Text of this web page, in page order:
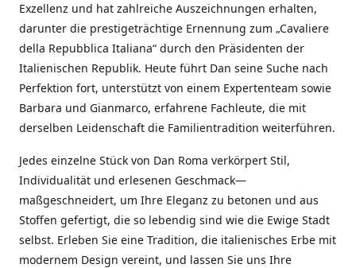
Exzellenz und hat zahlreiche Auszeichnungen erhalten,
darunter die prestigeträchtige Ernennung zum „Cavaliere
della Repubblica Italiana“ durch den Präsidenten der
Italienischen Republik. Heute führt Dan seine Suche nach
Perfektion fort, unterstützt von einem Expertenteam sowie
Barbara und Gianmarco, erfahrene Fachleute, die mit
derselben Leidenschaft die Familientradition weiterführen.
Jedes einzelne Stück von Dan Roma verkörpert Stil,
Individualität und erlesenen Geschmack—
maßgeschneidert, um Ihre Eleganz zu betonen und aus
Stoffen gefertigt, die so lebendig sind wie die Ewige Stadt
selbst. Erleben Sie eine Tradition, die italienisches Erbe mit
modernem Design vereint, und lassen Sie uns Ihre